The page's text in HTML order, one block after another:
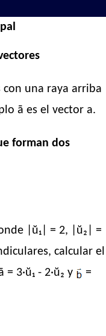
una raya arriba
ā es el vector a.
forman dos
|ŭ₁| = 2, |ŭ₂| =
calcular el
3·ŭ₁ - 2·ŭ₂ y
=